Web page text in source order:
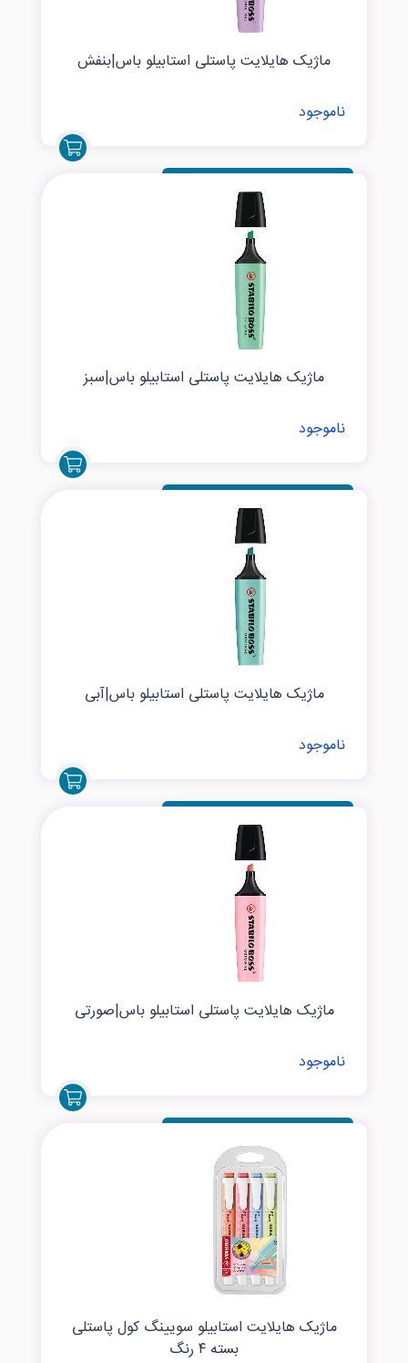
ماژیک هایلایت پاستلی استابیلو باس|بنفش
ناموجود
ماژیک هایلایت پاستلی استابیلو باس|سبز
ناموجود
ماژیک هایلایت پاستلی استابیلو باس|آبی
ناموجود
ماژیک هایلایت پاستلی استابیلو باس|صورتی
ناموجود
ماژیک هایلایت استابیلو سویینگ کول پاستلی
بسته ۴ رنگ